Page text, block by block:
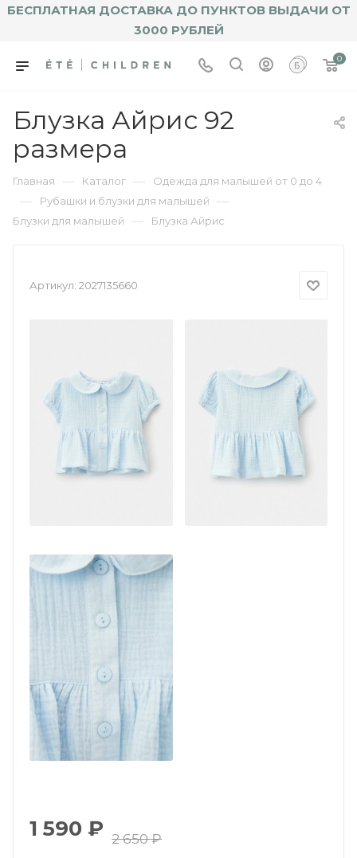
БЕСПЛАТНАЯ ДОСТАВКА ДО ПУНКТОВ ВЫДАЧИ ОТ
3000 РУБЛЕЙ
0
Блузка Айрис 92
размера
Главная — Каталог — Одежда для малышей от 0 до 4
— Рубашки и блузки для малышей —
Блузки для малышей — Блузка Айрис
Артикул: 2027135660
1 590 ₽ 2 650₽